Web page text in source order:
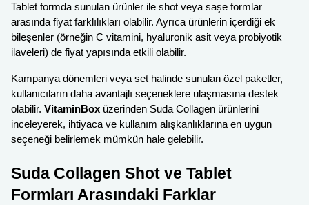
Tablet formda sunulan ürünler ile shot veya saşe formlar
arasında fiyat farklılıkları olabilir. Ayrıca ürünlerin içerdiği ek
bileşenler (örneğin C vitamini, hyaluronik asit veya probiyotik
ilaveleri) de fiyat yapısında etkili olabilir.
Kampanya dönemleri veya set halinde sunulan özel paketler,
kullanıcıların daha avantajlı seçeneklere ulaşmasına destek
olabilir. VitaminBox üzerinden Suda Collagen ürünlerini
inceleyerek, ihtiyaca ve kullanım alışkanlıklarına en uygun
seçeneği belirlemek mümkün hale gelebilir.
Suda Collagen Shot ve Tablet
Formları Arasındaki Farklar